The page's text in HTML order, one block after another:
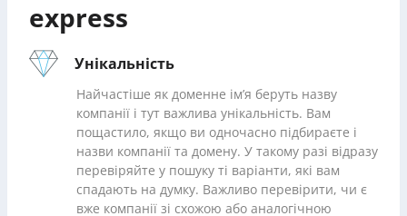
express
Унікальність
Найчастіше як доменне ім’я беруть назву
компанії і тут важлива унікальність. Вам
пощастило, якщо ви одночасно підбираєте і
назви компанії та домену. У такому разі відразу
перевіряйте у пошуку ті варіанти, які вам
спадають на думку. Важливо перевірити, чи є
вже компанії зі схожою або аналогічною